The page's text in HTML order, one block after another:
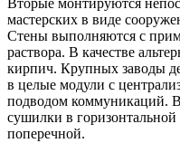
Вторые монтируются
мастерских в виде
Стены выполняются с
раствора. В качестве
кирпич. Крупных заводы
в целые модули с
подводом коммуникаций.
сушилки в
поперечной.